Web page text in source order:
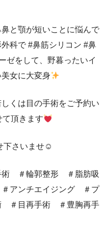
と顎が短いことに悩んで
科で #鼻筋シリコン #鼻
ゼをして、野暮ったいイ
女に大変身
くは目の手術をご予約い
て頂きます
下さいませ☺
＃輪郭整形 ＃脂肪吸
アンチエイジング ＃プ
＃目再手術 ＃豊胸再手